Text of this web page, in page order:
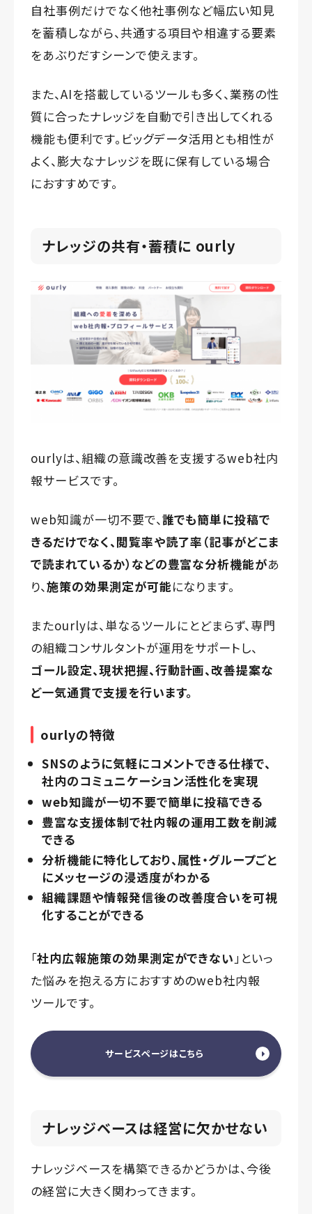
自社事例だけでなく他社事例など幅広い知見
を蓄積しながら、共通する項目や相違する要素
をあぶりだすシーンで使えます。
また、AIを搭載しているツールも多く、業務の性
質に合ったナレッジを自動で引き出してくれる
機能も便利です。ビッグデータ活用とも相性が
よく、膨大なナレッジを既に保有している場合
におすすめです。
ナレッジの共有・蓄積に ourly
ourlyは、組織の意識改善を支援するweb社内
報サービスです。
web知識が一切不要で、誰でも簡単に投稿で
きるだけでなく、閲覧率や読了率（記事がどこま
で読まれているか）などの豊富な分析機能があ
り、施策の効果測定が可能になります。
またourlyは、単なるツールにとどまらず、専門
の組織コンサルタントが運用をサポートし、
ゴール設定、現状把握、行動計画、改善提案な
ど一気通貫で支援を行います。
ourlyの特徴
SNSのように気軽にコメントできる仕様で、
社内のコミュニケーション活性化を実現
web知識が一切不要で簡単に投稿できる
豊富な支援体制で社内報の運用工数を削減
できる
分析機能に特化しており、属性・グループごと
にメッセージの浸透度がわかる
組織課題や情報発信後の改善度合いを可視
化することができる
「社内広報施策の効果測定ができない」といっ
た悩みを抱える方におすすめのweb社内報
ツールです。
サービスページはこちら
ナレッジベースは経営に欠かせない
ナレッジベースを構築できるかどうかは、今後
の経営に大きく関わってきます。